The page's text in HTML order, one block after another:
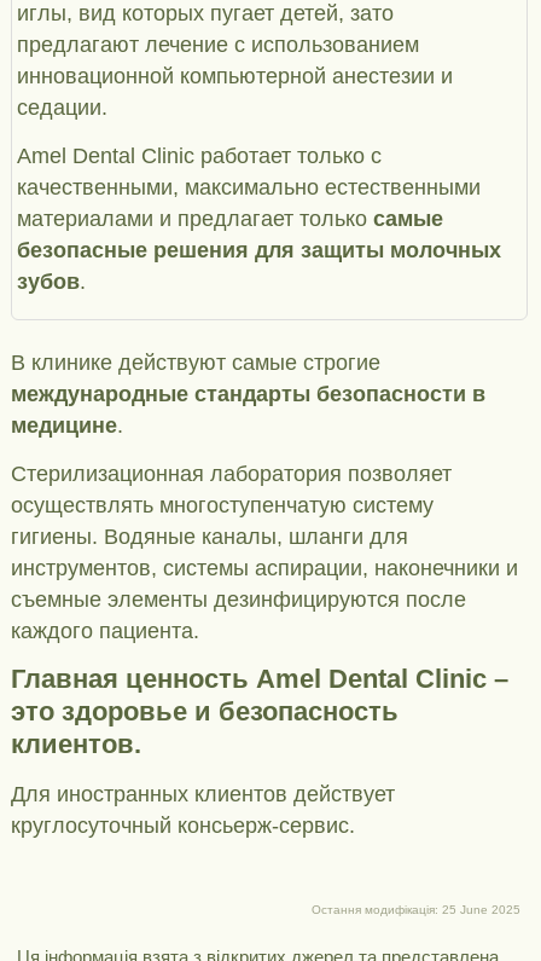
иглы, вид которых пугает детей, зато
предлагают лечение с использованием
инновационной компьютерной анестезии и
седации.
Amel Dental Clinic работает только с
качественными, максимально естественными
материалами и предлагает толькосамые
безопасные решения для защиты молочных
зубов.
В клинике действуют самые строгие
международные стандарты безопасности в
медицине.
Стерилизационная лаборатория позволяет
осуществлять многоступенчатую систему
гигиены. Водяные каналы, шланги для
инструментов, системы аспирации, наконечники и
съемные элементы дезинфицируются после
каждого пациента.
Главная ценность Amel Dental Clinic –
это здоровье и безопасность
клиентов.
Для иностранных клиентов действует
круглосуточный консьерж-сервис.
Остання модифікація: 25 June 2025
Ця інформація взята з відкритих джерел та представлена ​​